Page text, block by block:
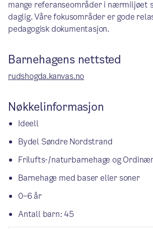
mange referanseområder i nærmiljøet
daglig. Våre fokusområder er gode
pedagogisk dokumentasjon.
Barnehagens nettsted
rudshogda.kanvas.no
Nøkkelinformasjon
Ideell
Bydel Søndre Nordstrand
Frilufts-/naturbarnehage og
Barnehage med baser eller soner
0–6 år
Antall barn: 45